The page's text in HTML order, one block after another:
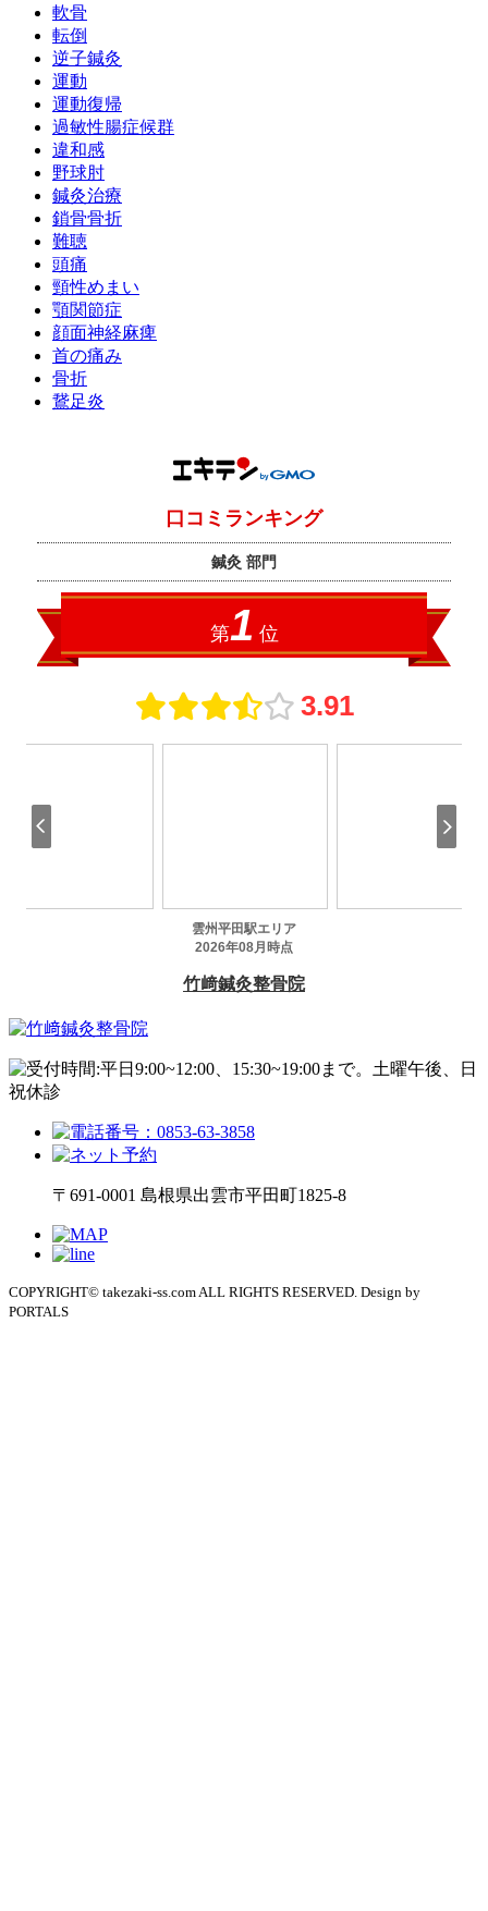
軟骨
転倒
逆子鍼灸
運動
運動復帰
過敏性腸症候群
違和感
野球肘
鍼灸治療
鎖骨骨折
難聴
頭痛
頸性めまい
顎関節症
顔面神経麻痺
首の痛み
骨折
鵞足炎
〒691-0001 島根県出雲市平田町1825-8
COPYRIGHT© takezaki-ss.com ALL RIGHTS RESERVED. Design by
PORTALS